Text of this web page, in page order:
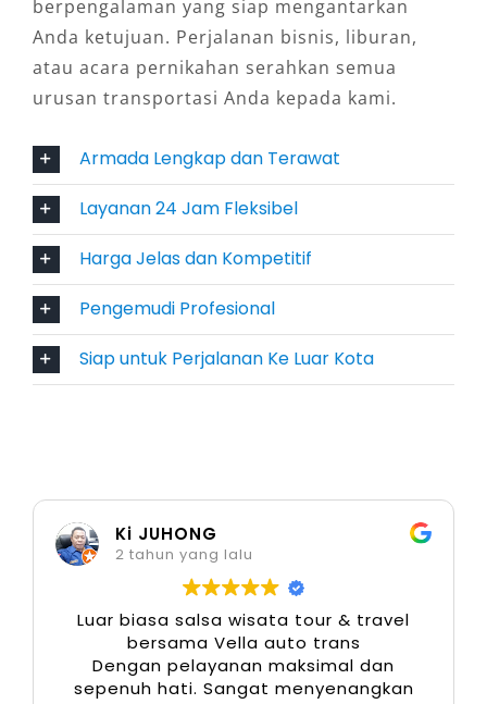
6. Toyota Fortuner
Untuk Anda yang membutuhkan kendaraan
mesin bertenaga, desain premium, serta
kenyamanan maksimal. Cocok dipilih sebagai
rental mobil mewah di Bandara Padang untuk
urusan bisnis maupun perjalanan wisata
eksklusif.
7. Mitsubishi Pajero
Sebagai SUV tangguh, Pajero menawarkan
medan menantang. Layanan sewa mobil
dengan sopir Bandara Padang menggunakan
Pajero menghadirkan pengalaman yang aman
sekaligus prestisius.
8. Mitsubishi Xpander
berpengalaman yang siap mengantarkan
Anda ketujuan. Perjalanan bisnis, liburan,
atau acara pernikahan serahkan semua
urusan transportasi Anda kepada kami.
Armada Lengkap dan Terawat
Layanan 24 Jam Fleksibel
Harga Jelas dan Kompetitif
Pengemudi Profesional
Siap untuk Perjalanan Ke Luar Kota
Ki JUHONG
2 tahun yang lalu
Luar biasa salsa wisata tour & travel
bersama Vella auto trans
Dengan pelayanan maksimal dan
sepenuh hati. Sangat menyenangkan